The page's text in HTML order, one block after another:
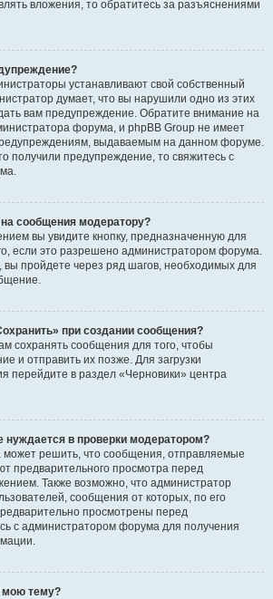
вложения, то обратитесь за разъяснениями
устанавливают свой собственный
думает, что вы нарушили одно из этих
вам предупреждение. Обратите внимание на
форума, и phpBB Group не имеет
выдаваемым на данном форуме.
получили предупреждение, то свяжитесь с
сообщения модератору?
вы увидите кнопку, предназначенную для
если это разрешено администратором форума.
вы пройдете через ряд шагов, необходимых для
при создании сообщения?
сохранять сообщения для того, чтобы
и отправить их позже. Для загрузки
перейдите в раздел «Черновики» центра
в проверки модератором?
решить, что сообщения, отправляемые
предварительного просмотра перед
Также возможно, что администратор
сообщения от которых, по его
просмотрены перед
с администратором форума для получения
мою тему?